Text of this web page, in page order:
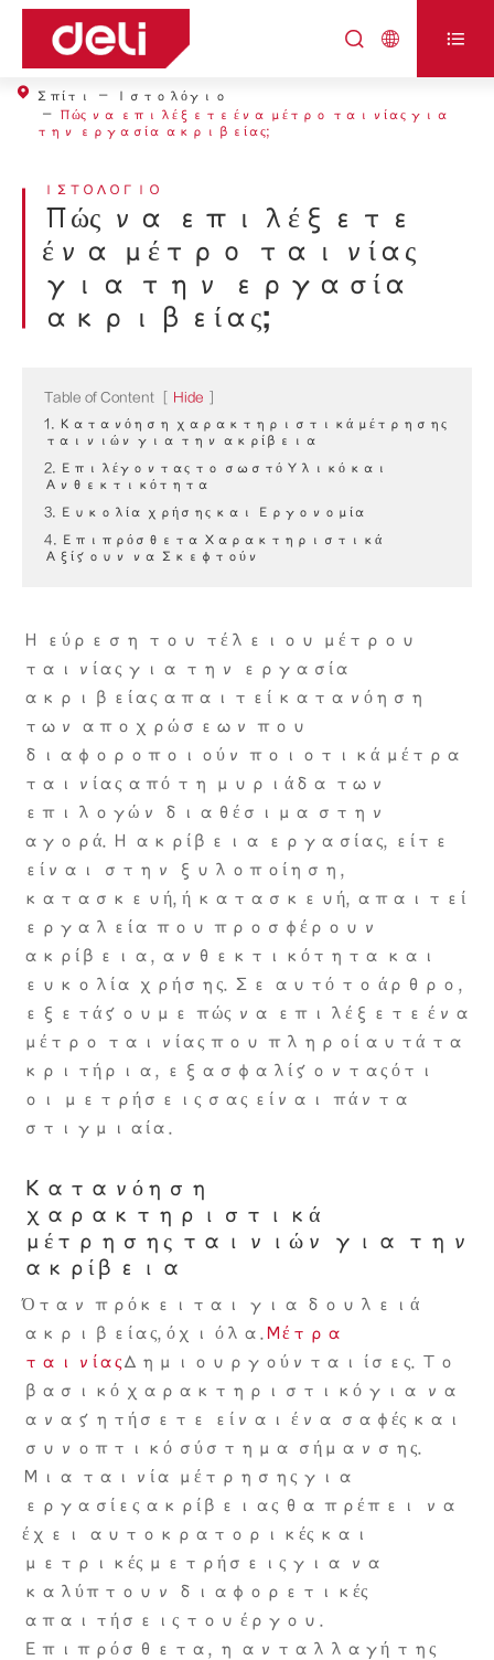
  
Σπίτι
Ιστολόγιο
Πώς να επιλέξετε ένα μέτρο ταινίας για
την εργασία ακριβείας;
ΙΣΤΟΛΌΓΙΟ
Πώς να επιλέξετε
ένα μέτρο ταινίας
για την εργασία
ακριβείας;
Table of Content Hide
1. Κατανόηση χαρακτηριστικά μέτρησης
ταινιών για την ακρίβεια
2. Επιλέγοντας το σωστό Υλικό και
Ανθεκτικότητα
3. Ευκολία χρήσης και Εργονομία
4. Επιπρόσθετα Χαρακτηριστικά
Αξίζουν να Σκεφτούν
Η εύρεση του τέλειου μέτρου
ταινίας για την εργασία
ακριβείας απαιτεί κατανόηση
των αποχρώσεων που
διαφοροποιούν ποιοτικά μέτρα
ταινίας από τη μυριάδα των
επιλογών διαθέσιμα στην
αγορά. Η ακρίβεια εργασίας, είτε
είναι στην ξυλοποίηση,
κατασκευή, ή κατασκευή, απαιτεί
εργαλεία που προσφέρουν
ακρίβεια, ανθεκτικότητα και
ευκολία χρήσης. Σε αυτό το άρθρο,
εξετάζουμε πώς να επιλέξετε ένα
μέτρο ταινίας που πληροί αυτά τα
κριτήρια, εξασφαλίζοντας ότι
οι μετρήσεις σας είναι πάντα
στιγμιαία.
Κατανόηση
χαρακτηριστικά
μέτρησης ταινιών για την
ακρίβεια
Όταν πρόκειται για δουλειά
ακριβείας, όχι όλα. Μέτρα
ταινίαςΔημιουργούνται ίσες. Το
βασικό χαρακτηριστικό για να
αναζητήσετε είναι ένα σαφές και
συνοπτικό σύστημα σήμανσης.
Μια ταινία μέτρησης για
εργασίες ακρίβειας θα πρέπει να
έχει αυτοκρατορικές και
μετρικές μετρήσεις για να
καλύπτουν διαφορετικές
απαιτήσεις του έργου.
Επιπρόσθετα, η ανταλλαγή της